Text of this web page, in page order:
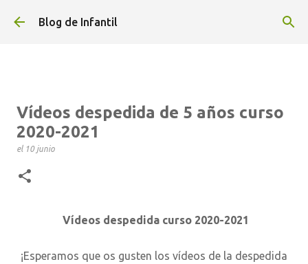
Ir al contenido principal
Blog de Infantil
Vídeos despedida de 5 años curso
2020-2021
el 10 junio
Vídeos despedida curso 2020-2021
¡Esperamos que os gusten los vídeos de la despedida